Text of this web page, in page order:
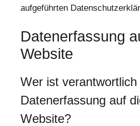
aufgeführten
Datenerfassung
Website
Wer ist
Datenerfassung auf
Website?